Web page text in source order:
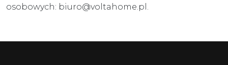
osobowych: biuro@voltahome.pl.